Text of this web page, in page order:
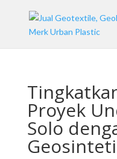
Proyek
Solo